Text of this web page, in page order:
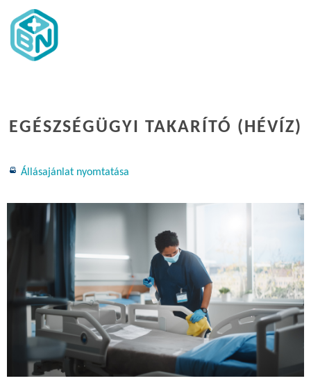
EGÉSZSÉGÜGYI TAKARÍTÓ (HÉVÍZ)
Állásajánlat nyomtatása